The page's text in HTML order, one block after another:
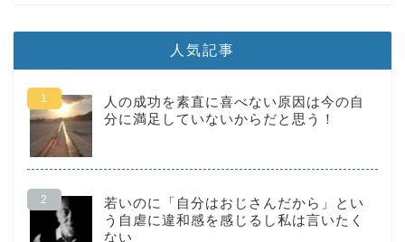
人気記事
人の成功を素直に喜べない原因は今の自
分に満足していないからだと思う！
若いのに「自分はおじさんだから」とい
う自虐に違和感を感じるし私は言いたく
ない